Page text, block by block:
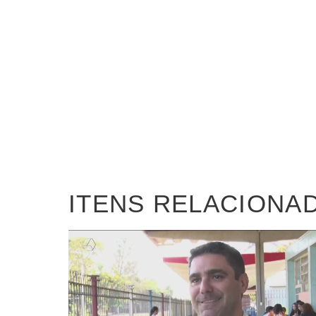
ITENS